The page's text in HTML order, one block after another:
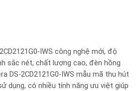
IWS công nghệ mới, độ
sắc nét, chất lượng cao, đèn hồng
DS-2CD2121G0-IWS mẫu mã thu hút
dụng, có nhiều tính năng ưu việt giúp